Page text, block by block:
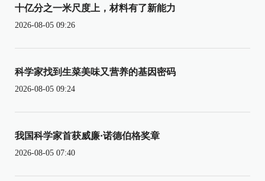
十亿分之一米尺度上，材料有了新能力
2026-08-05 09:26
科学家找到生菜美味又营养的基因密码
2026-08-05 09:24
我国科学家首获威廉·诺德伯格奖章
2026-08-05 07:40